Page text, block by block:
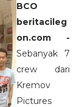
BCO
beritacileg
on.com -
Sebanyak 7
crew dari
Kremov
Pictures